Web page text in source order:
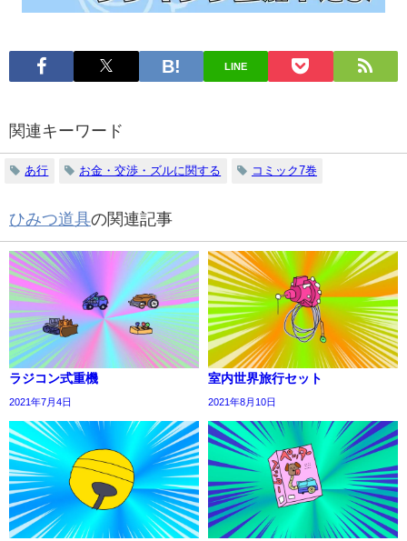
LINE
関連キーワード
あ行 お金・交渉・ズルに関する コミック7巻
ひみつ道具の関連記事
ラジコン式重機
2021年7月4日
室内世界旅行セット
2021年8月10日